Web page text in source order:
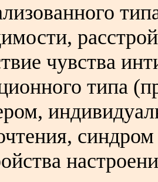
чувства
типа